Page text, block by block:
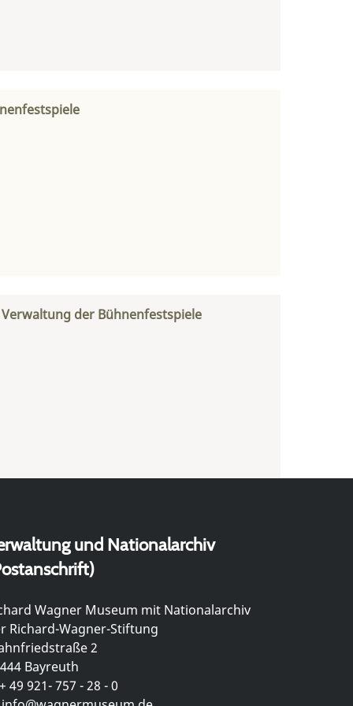
der Bühnenfestspiele
und Nationalarchiv
Wagner Museum mit Nationalarchiv
Richard-Wagner-Stiftung
2
Bayreuth
49 921- 757 - 28 - 0